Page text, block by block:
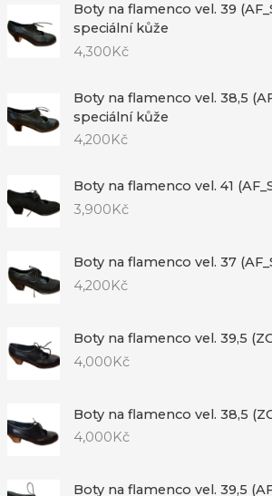
Boty na flamenco vel. 39
speciální kůže
4,300Kč
Boty na flamenco vel. 38,5
speciální kůže
4,200 Kč
Boty na flamenco vel. 41
3,900Kč
Boty na flamenco vel. 37
4,200Kč
Boty na flamenco vel. 39,5
4,000Kč
Boty na flamenco vel. 38,5
4,000 Kč
Boty na flamenco vel. 39,5